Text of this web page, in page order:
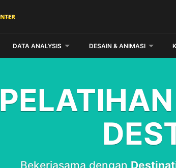
DATA ANALYSIS DESAIN & ANIMASI
Bekerjasama dengan